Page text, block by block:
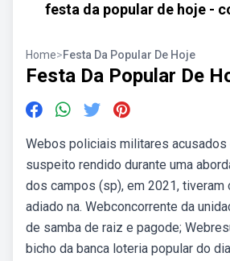
festa da popular de hoje -
Home>Festa Da Popular De Hoje
Festa Da Popular De
Webos policiais militares acusados
suspeito rendido durante uma
dos campos (sp), em 2021, tiveram
adiado na. Webconcorrente da
de samba de raiz e pagode;
bicho da banca loteria popular do